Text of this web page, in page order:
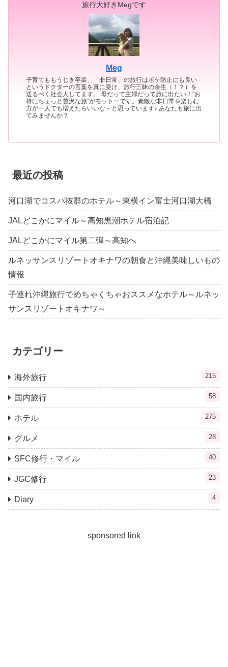
旅行大好きMegです
Meg
子育てももうじき卒業、「非日常」の旅行はボケ防止にも良い
というドクターの言葉を真に受け、旅行三昧の余生（！？）を
送るべく社会人してます。 母だって主婦だって旅に出たい！”お
得にちょっと贅沢な旅”がモットーです。素敵な非日常を楽しむ
方が一人でも増えたらいいな～と思っています♪ あなたも旅に出
てみませんか？
最近の投稿
河口湖でコスパ抜群のホテル～東横イン富士河口湖大橋
JALどこかにマイル～高知黒潮ホテル宿泊記
JALどこかにマイル第二弾～高知へ
ルネッサンスリゾートオキナワの朝食と沖縄美味しいもの
情報
子連れ沖縄旅行でめちゃくちゃおススメなホテル～ルネッ
サンスリゾートオキナワ～
カテゴリー
海外旅行 215
国内旅行 58
ホテル 275
グルメ 28
SFC修行・マイル 40
JGC修行 23
Diary 4
sponsored link